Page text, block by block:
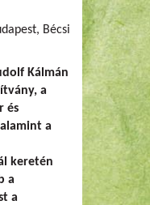
Bécsi
Kálmán
a
és
a
keretén
a
a